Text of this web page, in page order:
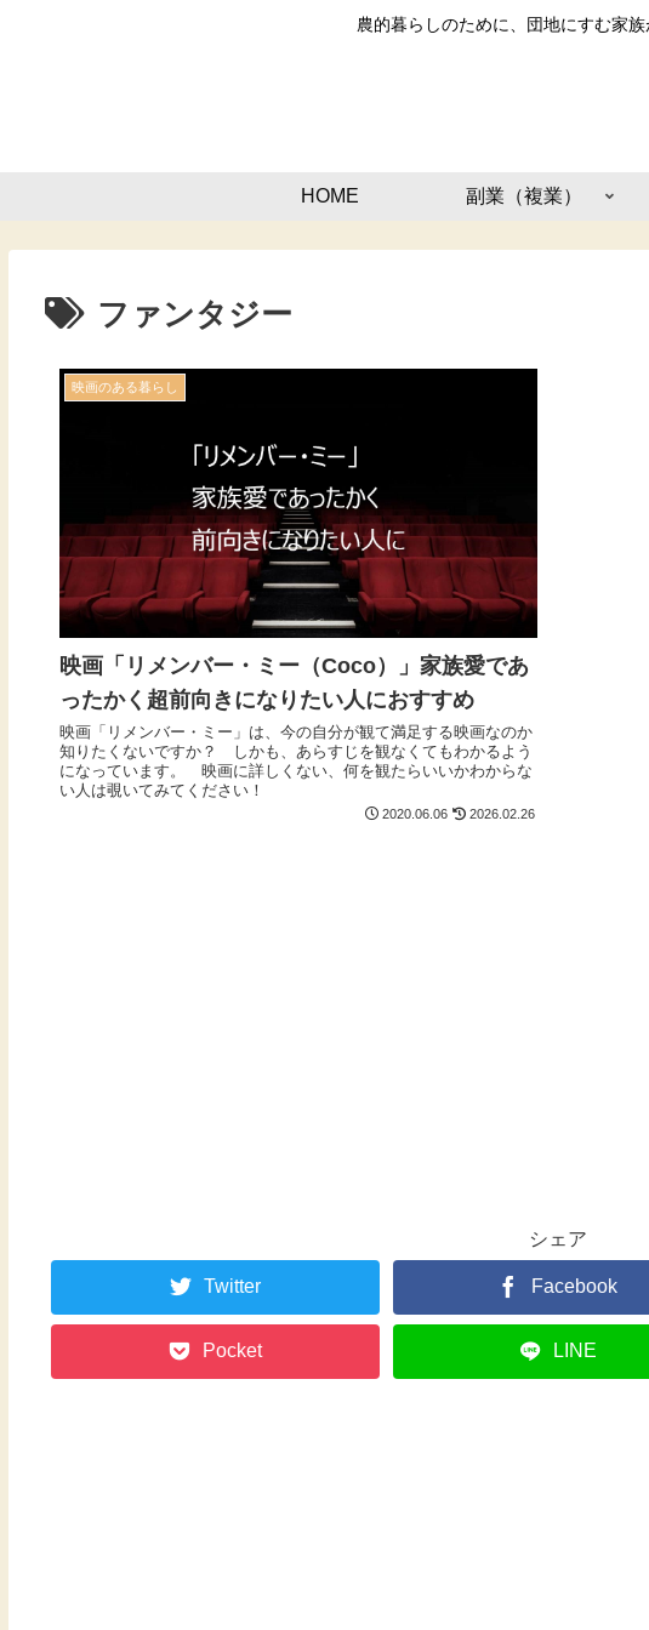
農的暮らしのために、団地にすむ家
HOME 副業（複業）
ファンタジー
映画のある暮らし
映画「リメンバー・ミー（Coco）」家族愛であ
ったかく超前向きになりたい人におすすめ
映画「リメンバー・ミー」は、今の自分が観て満足する映画なのか
知りたくないですか？ しかも、あらすじを観なくてもわかるよう
になっています。 映画に詳しくない、何を観たらいいかわからな
い人は覗いてみてください！
2020.06.06 2026.02.26
シェア
Twitter Facebook
Pocket LINE